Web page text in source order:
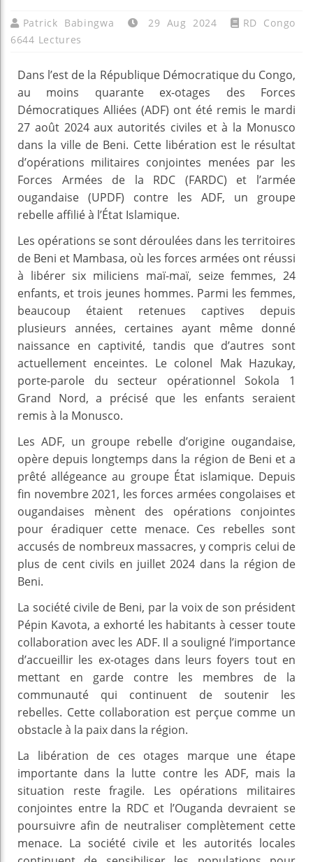
Patrick Babingwa 29 Aug 2024
RD Congo
6644 Lectures
Dans l’est de la République Démocratique du Congo,
au moins quarante ex-otages des Forces
Démocratiques Alliées (ADF) ont été remis le mardi
27 août 2024 aux autorités civiles et à la Monusco
dans la ville de Beni. Cette libération est le résultat
d’opérations militaires conjointes menées par les
Forces Armées de la RDC (FARDC) et l’armée
ougandaise (UPDF) contre les ADF, un groupe
rebelle affilié à l’État Islamique.
Les opérations se sont déroulées dans les territoires
de Beni et Mambasa, où les forces armées ont réussi
à libérer six miliciens maï-maï, seize femmes, 24
enfants, et trois jeunes hommes. Parmi les femmes,
beaucoup étaient retenues captives depuis
plusieurs années, certaines ayant même donné
naissance en captivité, tandis que d’autres sont
actuellement enceintes. Le colonel Mak Hazukay,
porte-parole du secteur opérationnel Sokola 1
Grand Nord, a précisé que les enfants seraient
remis à la Monusco.
Les ADF, un groupe rebelle d’origine ougandaise,
opère depuis longtemps dans la région de Beni et a
prêté allégeance au groupe État islamique. Depuis
fin novembre 2021, les forces armées congolaises et
ougandaises mènent des opérations conjointes
pour éradiquer cette menace. Ces rebelles sont
accusés de nombreux massacres, y compris celui de
plus de cent civils en juillet 2024 dans la région de
Beni.
La société civile de Beni, par la voix de son président
Pépin Kavota, a exhorté les habitants à cesser toute
collaboration avec les ADF. Il a souligné l’importance
d’accueillir les ex-otages dans leurs foyers tout en
mettant en garde contre les membres de la
communauté qui continuent de soutenir les
rebelles. Cette collaboration est perçue comme un
obstacle à la paix dans la région.
La libération de ces otages marque une étape
importante dans la lutte contre les ADF, mais la
situation reste fragile. Les opérations militaires
conjointes entre la RDC et l’Ouganda devraient se
poursuivre afin de neutraliser complètement cette
menace. La société civile et les autorités locales